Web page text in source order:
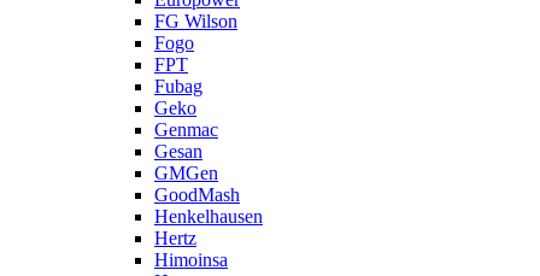
FG Wilson
Fogo
FPT
Fubag
Geko
Genmac
Gesan
GMGen
GoodMash
Henkelhausen
Hertz
Himoinsa